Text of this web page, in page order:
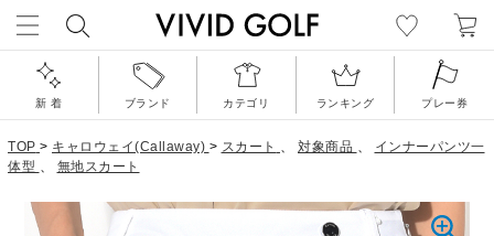
新 着 ブランド カテゴリ ランキング プレー券
TOP > キャロウェイ(Callaway) > スカート 、 対象商品 、
インナーパンツ一
体型 、 無地スカート